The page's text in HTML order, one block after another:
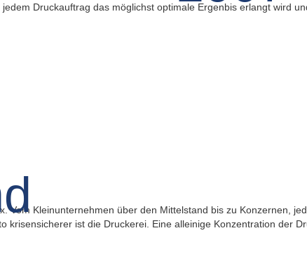
Druckauftrag das möglichst optimale Ergenbis erlangt wird
Vom Kleinunternehmen über den Mittelstand bis zu Konzernen,
krisensicherer ist die Druckerei. Eine alleinige Konzentration der